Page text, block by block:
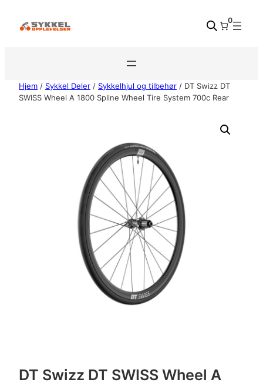
0
Hjem / Sykkel Deler / Sykkelhjul og tilbehør / DT Swizz DT
SWISS Wheel A 1800 Spline Wheel Tire System 700c Rear
DT Swizz DT SWISS Wheel A